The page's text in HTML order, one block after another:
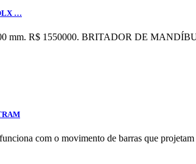
…
mm. R$ 1550000. BRITADOR DE
com o movimento de barras que